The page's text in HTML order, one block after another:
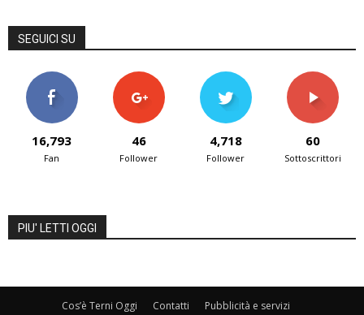
SEGUICI SU
16,793
Fan
46
Follower
4,718
Follower
60
Sottoscrittori
PIU' LETTI OGGI
Cos’è Terni Oggi Contatti Pubblicità e servizi